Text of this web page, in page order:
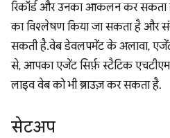
रिकॉर्ड और उनका आकलन कर सकता
का विश्लेषण किया जा सकता है और
सकती है. वेब डेवलपमेंट के अलावा,
से, आपका एजेंट सिर्फ़ स्टैटिक
लाइव वेब को भी ब्राउज़ कर सकता है.
सेटअप